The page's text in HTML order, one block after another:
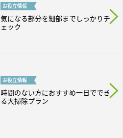
お役立情報
気になる部分を細部までしっかりチ
ェック
お役立情報
時間のない方におすすめ一日ででき
る大掃除プラン